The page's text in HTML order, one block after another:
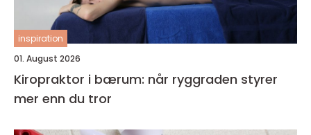
inspiration
01. August 2026
Kiropraktor i bærum: når ryggraden styrer
mer enn du tror